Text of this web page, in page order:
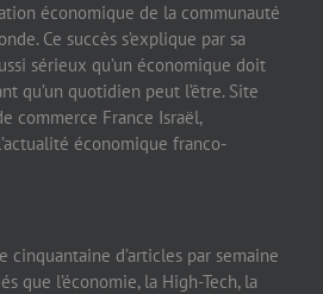
économique de la communauté
Ce succès s’explique par sa
sérieux qu’un économique doit
qu’un quotidien peut l’être. Site
commerce France Israël,
économique franco-
cinquantaine d’articles par semaine
que l’économie, la High-Tech, la